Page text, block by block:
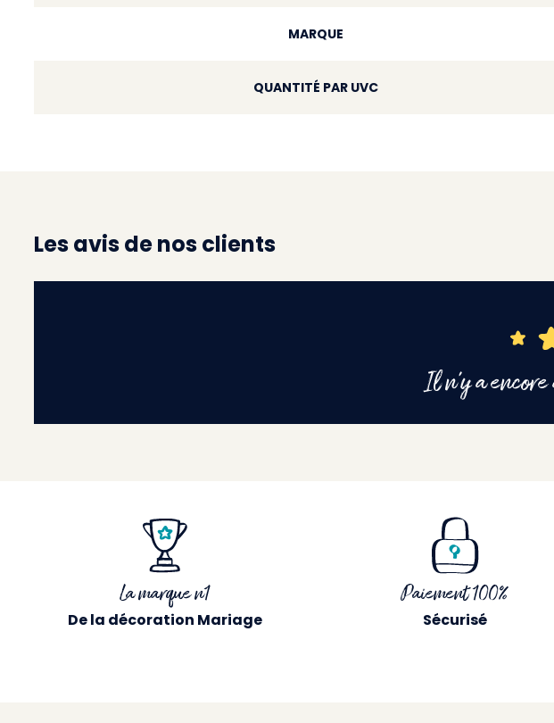
MARQUE
QUANTITÉ PAR UVC
Les avis de nos clients
Il n'y a
La marque n1
De la décoration Mariage
Paiement 100%
Sécurisé